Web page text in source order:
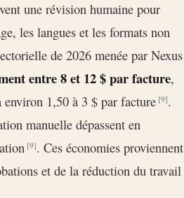
une révision humaine pour
les langues et les formats non
de 2026 menée par Nexus
entre 8 et 12 $ par facture,
environ 1,50 à 3 $ par facture[9].
manuelle dépassent en
[9]. Ces économies proviennent
et de la réduction du travail